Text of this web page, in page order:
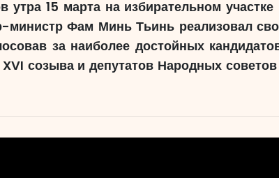
утра 15 марта на избирательном
Фам Минь Тьинь реализовал
за наиболее достойных
созыва и депутатов Народных